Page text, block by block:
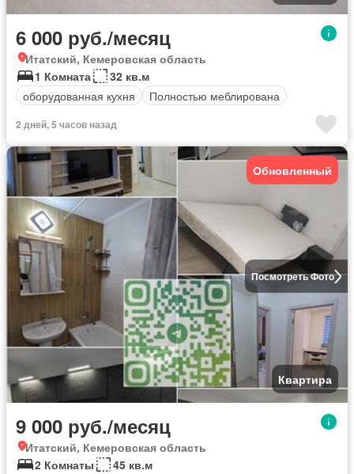
6 000 руб./месяц
Итатский, Кемеровская область
1 Комната
32 кв.м
оборудованная кухня
Полностью меблирована
2 дней, 5 часов назад
Посмотреть Фото
Обновленный
Квартира
9 000 руб./месяц
Итатский, Кемеровская область
2 Комнаты
45 кв.м